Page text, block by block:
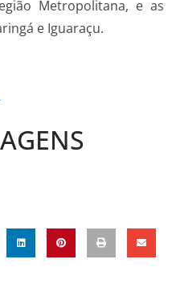
Metropolitana, e as
e Iguaraçu.